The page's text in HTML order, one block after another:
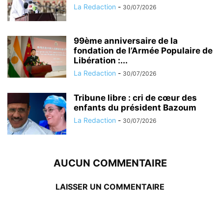
La Redaction - 30/07/2026
99ème anniversaire de la
fondation de l’Armée Populaire de
Libération :...
La Redaction - 30/07/2026
Tribune libre : cri de cœur des
enfants du président Bazoum
La Redaction - 30/07/2026
AUCUN COMMENTAIRE
LAISSER UN COMMENTAIRE